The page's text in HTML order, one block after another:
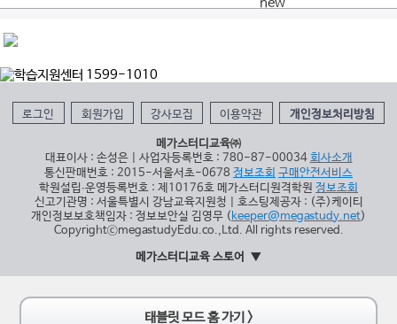
로그인 회원가입 강사모집 이용약관 개인정보처리방침
메가스터디교육㈜
대표이사 : 손성은 | 사업자등록번호 : 780-87-00034 회사소개
통신판매번호 : 2015-서울서초-0678 정보조회 구매안전서비스
학원설립∙운영등록번호 : 제10176호 메가스터디원격학원 정보조회
신고기관명 : 서울특별시 강남교육지원청 | 호스팅제공자 : (주)케이티
개인정보보호책임자 : 정보보안실 김영무 (keeper@megastudy.net)
CopyrightⓒmegastudyEdu.co.,Ltd. All rights reserved.
메가스터디교육 스토어
태블릿 모드 홈 가기 >